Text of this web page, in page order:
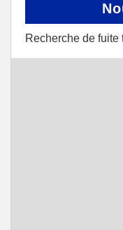
Recherche de